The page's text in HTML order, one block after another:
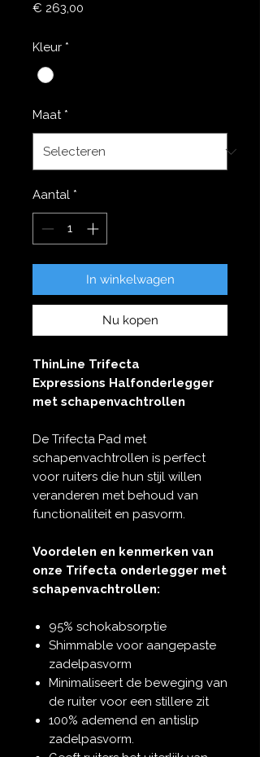
€ 263,00
Kleur *
Maat *
Aantal *
In winkelwagen
Nu kopen
ThinLine Trifecta
Expressions Halfonderlegger
met schapenvachtrollen
De Trifecta Pad met
schapenvachtrollen is perfect
voor ruiters die hun stijl willen
veranderen met behoud van
functionaliteit en pasvorm.
Voordelen en kenmerken van
onze Trifecta onderlegger met
schapenvachtrollen:
95% schokabsorptie
Shimmable voor aangepaste
zadelpasvorm
Minimaliseert de beweging van
de ruiter voor een stillere zit
100% ademend en antislip
zadelpasvorm.